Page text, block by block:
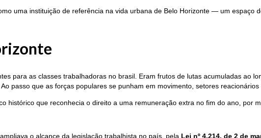
uma instituição de referência na vida urbana de Belo Horizonte — um
para as classes trabalhadoras no brasil. Eram frutos de lutas acumuladas ao
passo que as forças populares se punham em movimento, setores
histórico que reconhecia o direito a uma remuneração extra no fim do ano, por
ampliava o alcance da legislação trabalhista no país, pela Lei nº 4.214, de 2 de